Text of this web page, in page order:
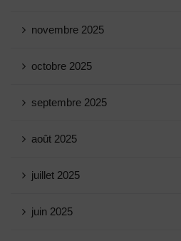
novembre 2025
octobre 2025
septembre 2025
août 2025
juillet 2025
juin 2025